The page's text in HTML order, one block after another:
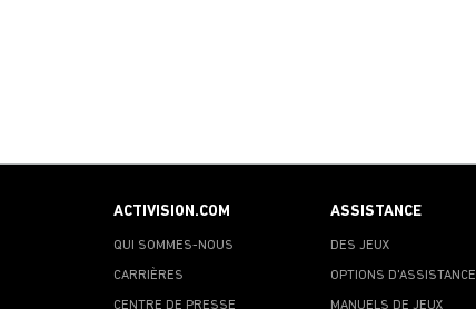
ACTIVISION.COM
QUI SOMMES-NOUS
CARRIÈRES
CENTRE DE PRESSE
ASSISTANCE
DES JEUX
OPTIONS D'ASSISTANCE
MANUELS DE JEUX